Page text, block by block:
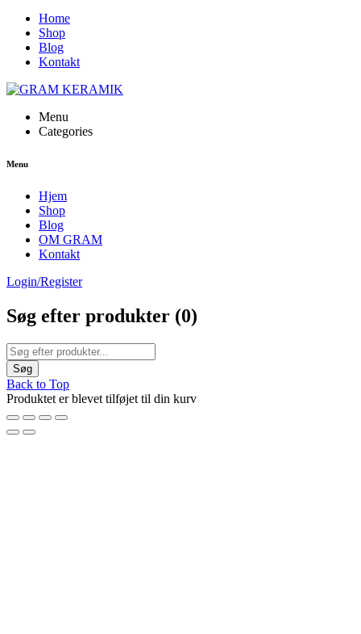
Home
Shop
Blog
Kontakt
Menu
Categories
Menu
Hjem
Shop
Blog
OM GRAM
Kontakt
Login/Register
Søg efter produkter (0)
Back to Top
Produktet er blevet tilføjet til din kurv